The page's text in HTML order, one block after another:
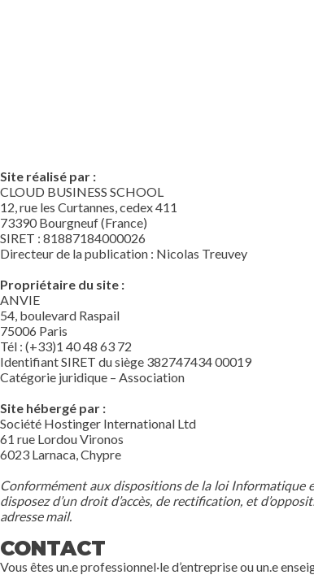
Site réalisé par :
CLOUD BUSINESS SCHOOL
12, rue les Curtannes, cedex 411
73390 Bourgneuf (France)
SIRET : 81887184000026
Directeur de la publication : Nicolas Treuvey
Propriétaire du site :
ANVIE
54, boulevard Raspail
75006 Paris
Tél : (+33)1 40 48 63 72
Identifiant SIRET du siège 382747434 00019
Catégorie juridique – Association
Site hébergé par :
Société Hostinger International Ltd
61 rue Lordou Vironos
6023 Larnaca, Chypre
Conformément aux dispositions de la loi Informatique
disposez d’un droit d’accès, de rectification, et
adresse mail.
CONTACT
Vous êtes un.e professionnel·le d’entreprise ou un.e